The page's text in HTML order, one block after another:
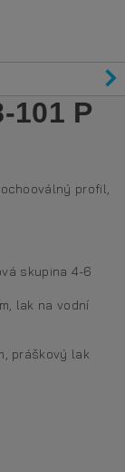
101 P
profil,
skupina 4-6
lak na vodní
práškový lak